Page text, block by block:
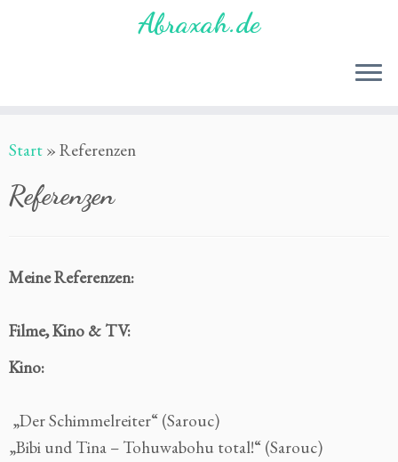
Abraxah.de
Start » Referenzen
Referenzen
Meine Referenzen:
Filme, Kino & TV:
Kino:
„Der Schimmelreiter“ (Sarouc)
„Bibi und Tina – Tohuwabohu total!“ (Sarouc)